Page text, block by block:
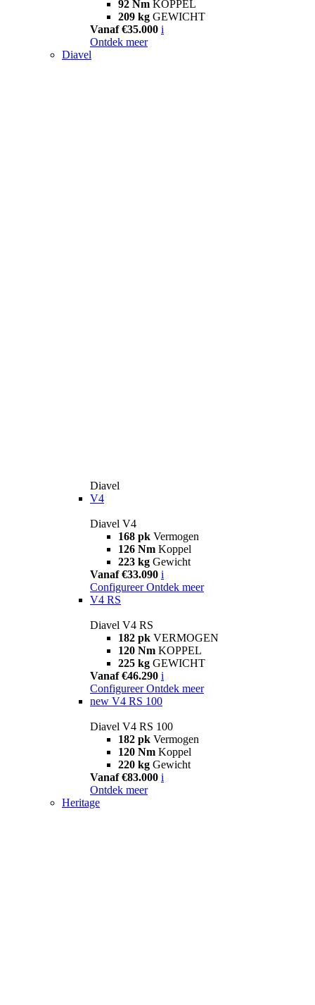
92 Nm KOPPEL
209 kg GEWICHT
Vanaf €35.000 i
Ontdek meer
Diavel
Diavel
V4
Diavel V4
168 pk Vermogen
126 Nm Koppel
223 kg Gewicht
Vanaf €33.090 i
Configureer Ontdek meer
V4 RS
Diavel V4 RS
182 pk VERMOGEN
120 Nm KOPPEL
225 kg GEWICHT
Vanaf €46.290 i
Configureer Ontdek meer
new V4 RS 100
Diavel V4 RS 100
182 pk Vermogen
120 Nm Koppel
220 kg Gewicht
Vanaf €83.000 i
Ontdek meer
Heritage